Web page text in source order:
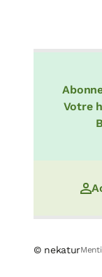
Votre
© nekatur